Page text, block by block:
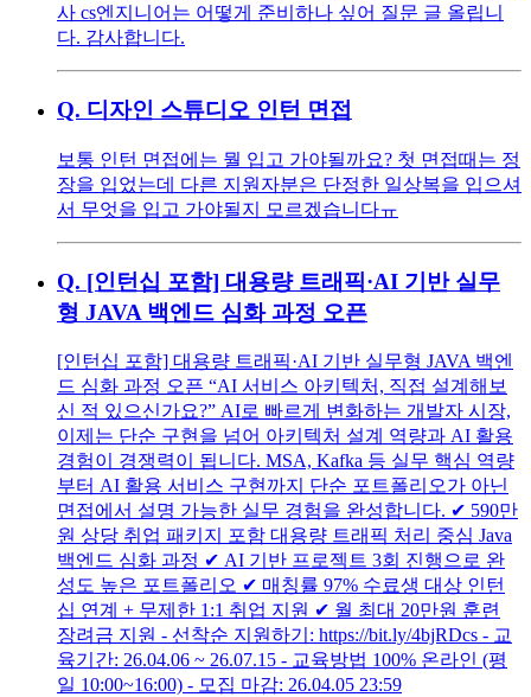
사 cs엔지니어는 어떻게 준비하나 싶어 질문 글 올립니
다. 감사합니다.
Q. 디자인 스튜디오 인턴 면접
보통 인턴 면접에는 뭘 입고 가야될까요? 첫 면접때는 정
장을 입었는데 다른 지원자분은 단정한 일상복을 입으셔
서 무엇을 입고 가야될지 모르겠습니다ㅠ
Q. [인턴십 포함] 대용량 트래픽·AI 기반 실무
형 JAVA 백엔드 심화 과정 오픈
[인턴십 포함] 대용량 트래픽·AI 기반 실무형 JAVA 백엔
드 심화 과정 오픈 “AI 서비스 아키텍처, 직접 설계해보
신 적 있으신가요?” AI로 빠르게 변화하는 개발자 시장,
이제는 단순 구현을 넘어 아키텍처 설계 역량과 AI 활용
경험이 경쟁력이 됩니다. MSA, Kafka 등 실무 핵심 역량
부터 AI 활용 서비스 구현까지 단순 포트폴리오가 아닌
면접에서 설명 가능한 실무 경험을 완성합니다. ✔︎ 590만
원 상당 취업 패키지 포함 대용량 트래픽 처리 중심 Java
백엔드 심화 과정 ✔︎ AI 기반 프로젝트 3회 진행으로 완
성도 높은 포트폴리오 ✔︎ 매칭률 97% 수료생 대상 인턴
십 연계 + 무제한 1:1 취업 지원 ✔︎ 월 최대 20만원 훈련
장려금 지원 - 선착순 지원하기: https://bit.ly/4bjRDcs - 교
육기간: 26.04.06 ~ 26.07.15 - 교육방법 100% 온라인 (평
일 10:00~16:00) - 모집 마감: 26.04.05 23:59